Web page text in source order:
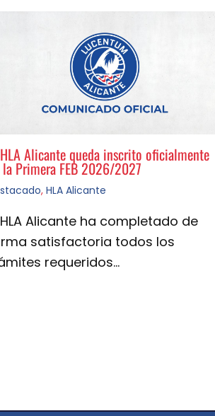
Alicante queda inscrito oficialmente
Primera FEB 2026/2027
, HLA Alicante
HLA Alicante ha completado de
satisfactoria todos los
requeridos…